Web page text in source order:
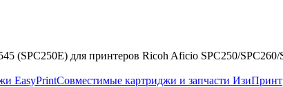
EasyPrintСовместимые картриджи и запчасти ИзиПринт